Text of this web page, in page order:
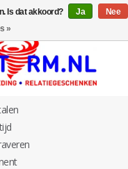
Is dat akkoord? Ja
Nee
»